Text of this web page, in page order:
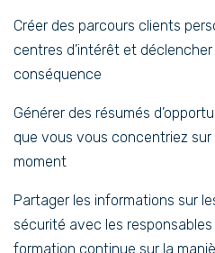
Créer des parcours clients
centres d’intérêt et
conséquence
Générer des résumés
que vous vous concentriez
moment
Partager les informations sur
sécurité avec les
formation continue sur la